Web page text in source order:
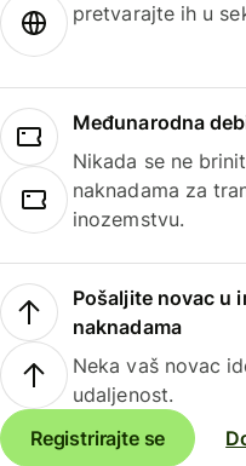
pretvarajte ih u
Međunarodna
Nikada se ne
naknadama za
inozemstvu.
Pošaljite novac u
naknadama
Neka vaš novac
udaljenost.
Registrirajte se